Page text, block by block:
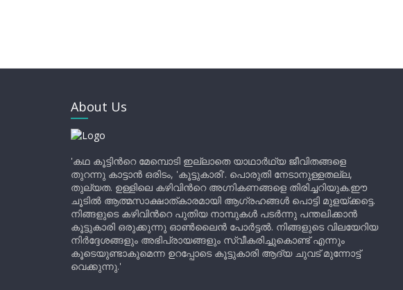
About Us
'കഥ കൂട്ടിന്‍റെ മേമ്പൊടി ഇല്ലാതെ യാഥാർഥ്യ ജീവിതങ്ങളെ
തുറന്നു കാട്ടാൻ ഒരിടം, 'കൂട്ടുകാരി'. പൊരുതി നേടാനുള്ളതല്ല,
തുല്യത. ഉള്ളിലെ കഴിവിന്‍റെ അഗ്നികണങ്ങളെ തിരിച്ചറിയുക.ഈ
ചൂടിൽ ആത്മസാക്ഷാത്കാരമായി ആഗ്രഹങ്ങൾ പൊട്ടി മുളയ്ക്കട്ടെ.
നിങ്ങളുടെ കഴിവിന്‍റെ പുതിയ നാമ്പുകൾ പടർന്നു പന്തലിക്കാൻ
കൂട്ടുകാരി ഒരുക്കുന്നു ഓൺലൈൻ പോർട്ടൽ. നിങ്ങളുടെ വിലയേറിയ
നിർദ്ദേശങ്ങളും അഭിപ്രായങ്ങളും സ്വീകരിച്ചുകൊണ്ട് എന്നും
കൂടെയുണ്ടാകുമെന്ന ഉറപ്പോടെ കൂട്ടുകാരി ആദ്യ ചുവട് മുന്നോട്ട്
വെക്കുന്നു.'